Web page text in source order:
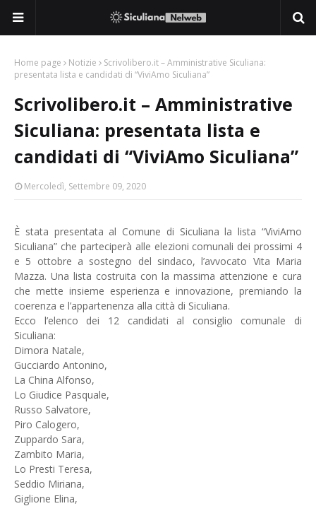
Home page Notizie
Scrivolibero.it – Amministrative Siculiana:
presentata lista e candidati di “ViviAmo Siculiana”
Scrivolibero.it – Amministrative
Siculiana: presentata lista e
candidati di “ViviAmo Siculiana”
Mercoledì, Settembre 09, 2020
È stata presentata al Comune di Siculiana la lista “ViviAmo
Siculiana” che parteciperà alle elezioni comunali dei prossimi 4
e 5 ottobre a sostegno del sindaco, l’avvocato Vita Maria
Mazza. Una lista costruita con la massima attenzione e cura
che mette insieme esperienza e innovazione, premiando la
coerenza e l’appartenenza alla città di Siculiana.
Ecco l’elenco dei 12 candidati al consiglio comunale di
Siculiana:
Dimora Natale,
Gucciardo Antonino,
La China Alfonso,
Lo Giudice Pasquale,
Russo Salvatore,
Piro Calogero,
Zuppardo Sara,
Zambito Maria,
Lo Presti Teresa,
Seddio Miriana,
Giglione Elina,